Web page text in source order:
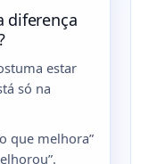
diferença
estar
só na
que melhora”